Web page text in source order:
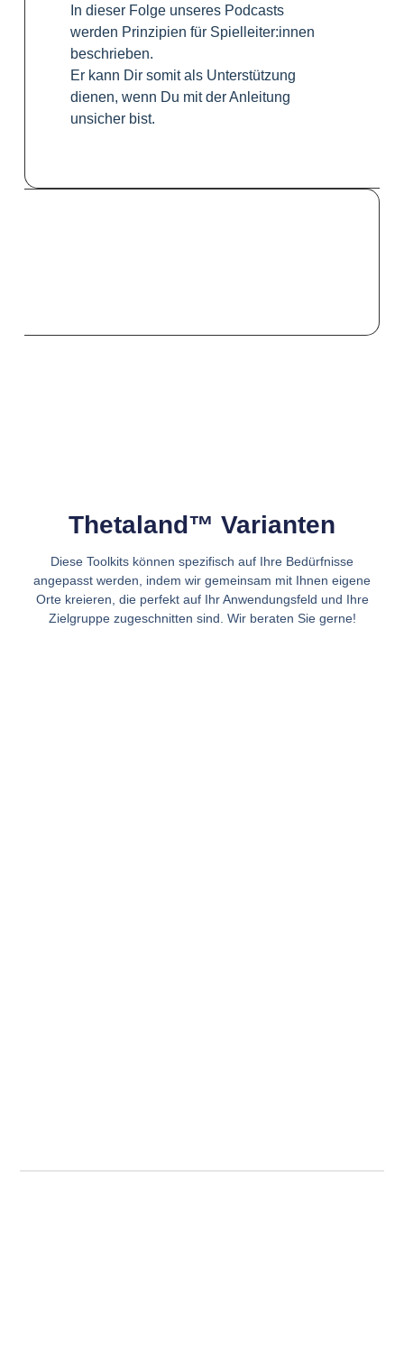
In dieser Folge unseres Podcasts
werden Prinzipien für Spielleiter:innen
beschrieben.
Er kann Dir somit als Unterstützung
dienen, wenn Du mit der Anleitung
unsicher bist.
Thetaland™ Varianten
Diese Toolkits können spezifisch auf Ihre Bedürfnisse
angepasst werden, indem wir gemeinsam mit Ihnen eigene
Orte kreieren, die perfekt auf Ihr Anwendungsfeld und Ihre
Zielgruppe zugeschnitten sind. Wir beraten Sie gerne!